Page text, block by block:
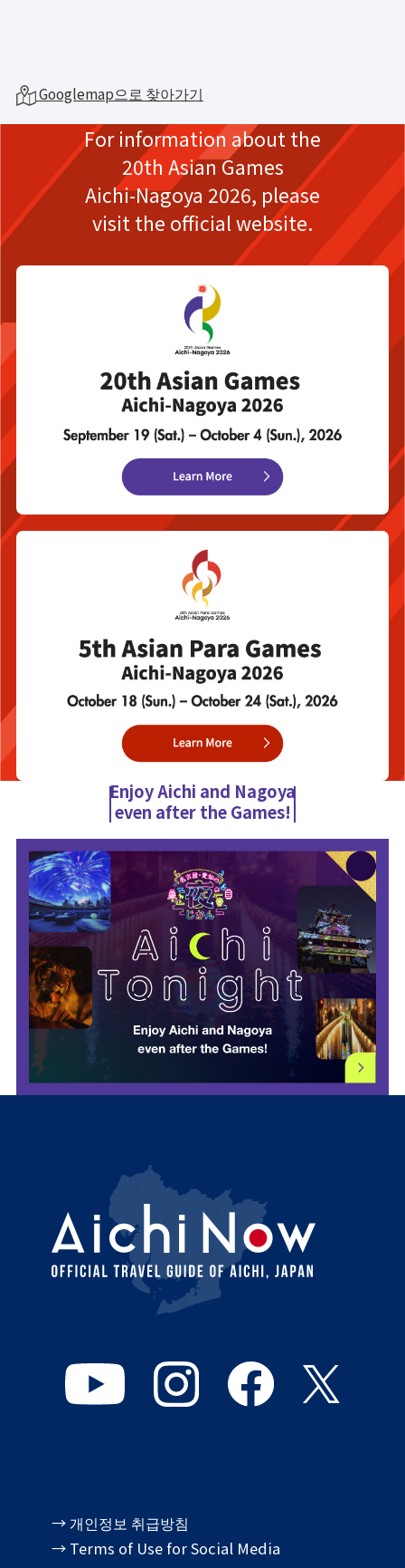
Googlemap으로 찾아가기
For information about the
20th Asian Games
Aichi-Nagoya 2026, please
visit the official website.
Enjoy Aichi and Nagoya
even after the Games!
→ 개인정보 취급방침
→ Terms of Use for Social Media